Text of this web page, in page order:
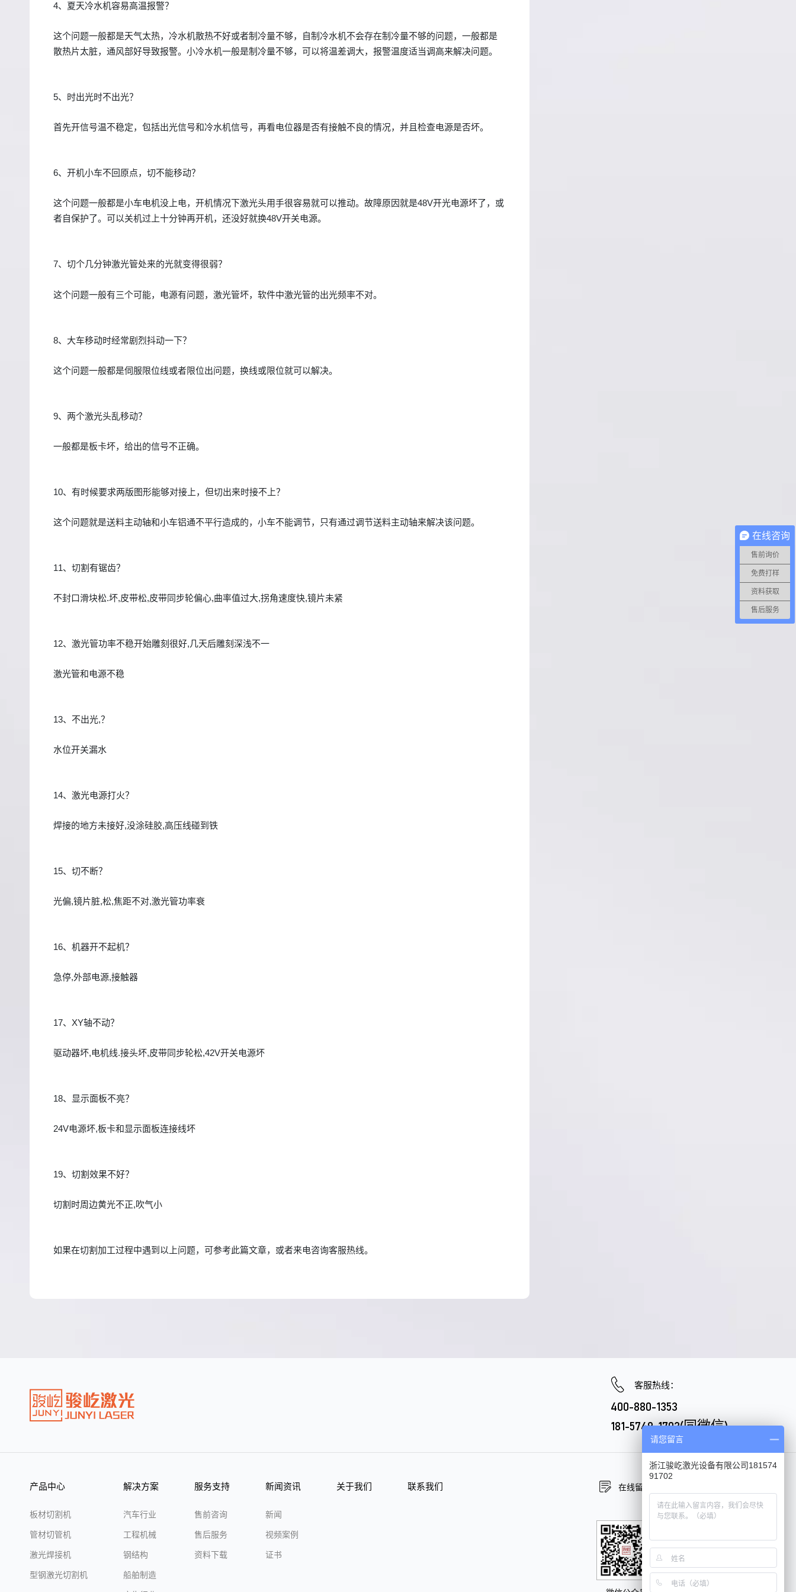
4、夏天冷水机容易高温报警？
这个问题一般都是天气太热，冷水机散热不好或者制冷量不够，自制冷水机不会存在制冷量不够的问题，一般都是
散热片太脏，通风部好导致报警。小冷水机一般是制冷量不够，可以将温差调大，报警温度适当调高来解决问题。
5、时出光时不出光？
首先开信号温不稳定，包括出光信号和冷水机信号，再看电位器是否有接触不良的情况，并且检查电源是否坏。
6、开机小车不回原点，切不能移动？
这个问题一般都是小车电机没上电，开机情况下激光头用手很容易就可以推动。故障原因就是48V开光电源坏了，或
者自保护了。可以关机过上十分钟再开机，还没好就换48V开关电源。
7、切个几分钟激光管处来的光就变得很弱？
这个问题一般有三个可能，电源有问题，激光管坏，软件中激光管的出光频率不对。
8、大车移动时经常剧烈抖动一下？
这个问题一般都是伺服限位线或者限位出问题，换线或限位就可以解决。
9、两个激光头乱移动？
一般都是板卡坏，给出的信号不正确。
10、有时候要求两版图形能够对接上，但切出来时接不上？
这个问题就是送料主动轴和小车铝通不平行造成的，小车不能调节，只有通过调节送料主动轴来解决该问题。
11、切割有锯齿？
不封口滑块松.坏,皮带松,皮带同步轮偏心,曲率值过大,拐角速度快,镜片未紧
12、激光管功率不稳开始雕刻很好,几天后雕刻深浅不一
激光管和电源不稳
13、不出光,？
水位开关漏水
14、激光电源打火？
焊接的地方未接好,没涂硅胶,高压线碰到铁
15、切不断？
光偏,镜片脏,松,焦距不对,激光管功率衰
16、机器开不起机？
急停,外部电源,接触器
17、XY轴不动？
驱动器坏,电机线.接头坏,皮带同步轮松,42V开关电源坏
18、显示面板不亮？
24V电源坏,板卡和显示面板连接线坏
19、切割效果不好？
切割时周边黄光不正,吹气小
如果在切割加工过程中遇到以上问题，可参考此篇文章，或者来电咨询客服热线。
客服热线：
400-880-1353
181-5749-1702(同微信)
产品中心
板材切割机
管材切管机
激光焊接机
型钢激光切割机
解决方案
汽车行业
工程机械
钢结构
船舶制造
服务支持
售前咨询
售后服务
资料下载
新闻资讯
新闻
视频案例
证书
关于我们 联系我们 在线留言
在线咨询
售前询价
免费打样
资料获取
售后服务
请您留言
浙江骏屹激光设备有限公司181574
91702